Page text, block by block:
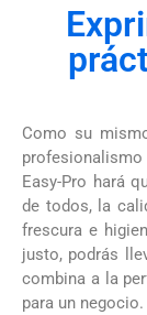
Como su
Easy-Pro hará
de todos, la
frescura e
justo, podrás
combina a la
para un negocio.